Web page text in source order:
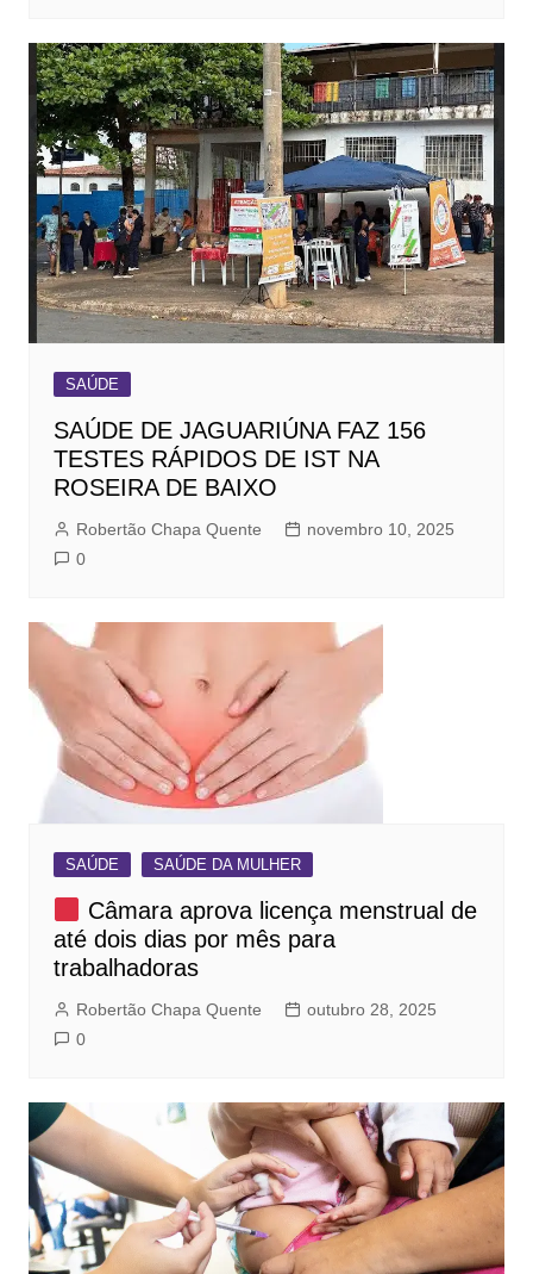
SAÚDE
SAÚDE DE JAGUARIÚNA FAZ 156
TESTES RÁPIDOS DE IST NA
ROSEIRA DE BAIXO
Robertão Chapa Quente
novembro 10, 2025
0
SAÚDE SAÚDE DA MULHER
Câmara aprova licença menstrual de
até dois dias por mês para
trabalhadoras
Robertão Chapa Quente
outubro 28, 2025
0